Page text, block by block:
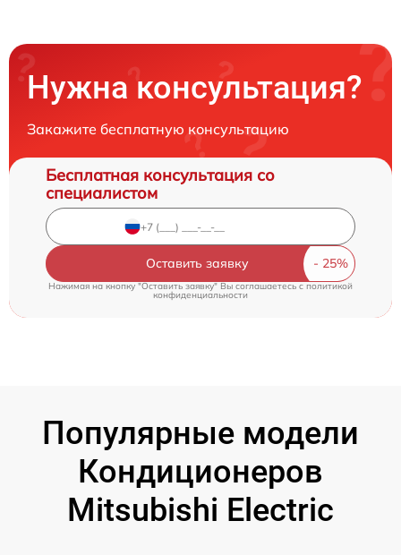
Нужна консультация?
Закажите бесплатную консультацию
Бесплатная консультация со
специалистом
Оставить заявку
Нажимая на кнопку "Оставить заявку" Вы соглашаетесь c политикой
конфиденциальности
Популярные модели
Кондиционеров
Mitsubishi Electric